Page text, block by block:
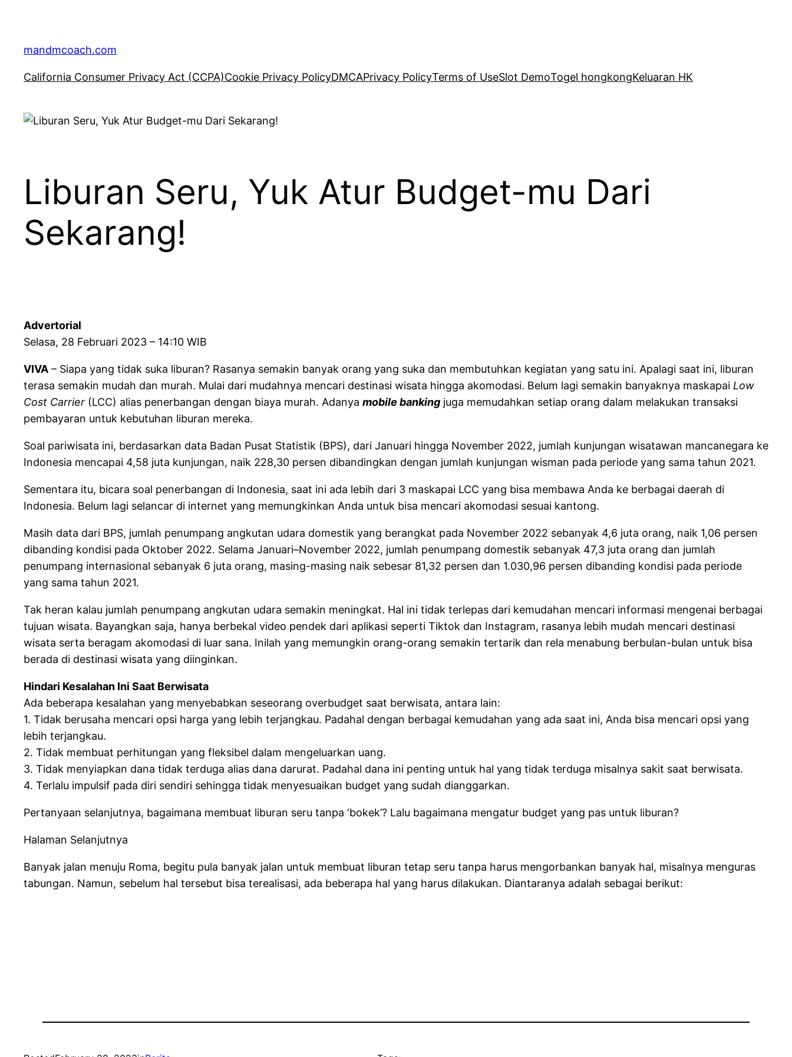
content
mandmcoach.com
California Consumer Privacy Act (CCPA)Cookie Privacy PolicyDMCAPrivacy PolicyTerms of UseSlot DemoTogel hongkongKeluaran HK
Liburan Seru, Yuk Atur Budget-mu Dari
Sekarang!
Advertorial
Selasa, 28 Februari 2023 – 14:10 WIB
VIVA – Siapa yang tidak suka liburan? Rasanya semakin banyak orang yang suka dan membutuhkan kegiatan yang satu ini. Apalagi saat ini, liburan
terasa semakin mudah dan murah. Mulai dari mudahnya mencari destinasi wisata hingga akomodasi. Belum lagi semakin banyaknya maskapai Low
Cost Carrier (LCC) alias penerbangan dengan biaya murah. Adanya mobile banking juga memudahkan setiap orang dalam melakukan transaksi
pembayaran untuk kebutuhan liburan mereka.
Soal pariwisata ini, berdasarkan data Badan Pusat Statistik (BPS), dari Januari hingga November 2022, jumlah kunjungan wisatawan mancanegara ke
Indonesia mencapai 4,58 juta kunjungan, naik 228,30 persen dibandingkan dengan jumlah kunjungan wisman pada periode yang sama tahun 2021.
Sementara itu, bicara soal penerbangan di Indonesia, saat ini ada lebih dari 3 maskapai LCC yang bisa membawa Anda ke berbagai daerah di
Indonesia. Belum lagi selancar di internet yang memungkinkan Anda untuk bisa mencari akomodasi sesuai kantong.
Masih data dari BPS, jumlah penumpang angkutan udara domestik yang berangkat pada November 2022 sebanyak 4,6 juta orang, naik 1,06 persen
dibanding kondisi pada Oktober 2022. Selama Januari–November 2022, jumlah penumpang domestik sebanyak 47,3 juta orang dan jumlah
penumpang internasional sebanyak 6 juta orang, masing-masing naik sebesar 81,32 persen dan 1.030,96 persen dibanding kondisi pada periode
yang sama tahun 2021.
Tak heran kalau jumlah penumpang angkutan udara semakin meningkat. Hal ini tidak terlepas dari kemudahan mencari informasi mengenai berbagai
tujuan wisata. Bayangkan saja, hanya berbekal video pendek dari aplikasi seperti Tiktok dan Instagram, rasanya lebih mudah mencari destinasi
wisata serta beragam akomodasi di luar sana. Inilah yang memungkin orang-orang semakin tertarik dan rela menabung berbulan-bulan untuk bisa
berada di destinasi wisata yang diinginkan.
Hindari Kesalahan Ini Saat Berwisata
Ada beberapa kesalahan yang menyebabkan seseorang overbudget saat berwisata, antara lain:
1. Tidak berusaha mencari opsi harga yang lebih terjangkau. Padahal dengan berbagai kemudahan yang ada saat ini, Anda bisa mencari opsi yang
lebih terjangkau.
2. Tidak membuat perhitungan yang fleksibel dalam mengeluarkan uang.
3. Tidak menyiapkan dana tidak terduga alias dana darurat. Padahal dana ini penting untuk hal yang tidak terduga misalnya sakit saat berwisata.
4. Terlalu impulsif pada diri sendiri sehingga tidak menyesuaikan budget yang sudah dianggarkan.
Pertanyaan selanjutnya, bagaimana membuat liburan seru tanpa ‘bokek’? Lalu bagaimana mengatur budget yang pas untuk liburan?
Halaman Selanjutnya
Banyak jalan menuju Roma, begitu pula banyak jalan untuk membuat liburan tetap seru tanpa harus mengorbankan banyak hal, misalnya menguras
tabungan. Namun, sebelum hal tersebut bisa terealisasi, ada beberapa hal yang harus dilakukan. Diantaranya adalah sebagai berikut: